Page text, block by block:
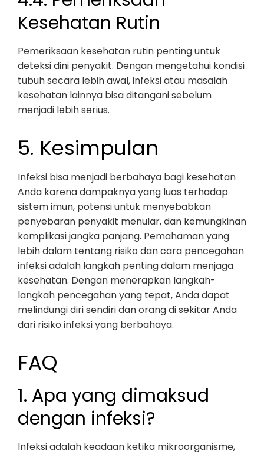
Kesehatan Rutin
Pemeriksaan kesehatan rutin penting untuk
deteksi dini penyakit. Dengan mengetahui kondisi
tubuh secara lebih awal, infeksi atau masalah
kesehatan lainnya bisa ditangani sebelum
menjadi lebih serius.
5. Kesimpulan
Infeksi bisa menjadi berbahaya bagi kesehatan
Anda karena dampaknya yang luas terhadap
sistem imun, potensi untuk menyebabkan
penyebaran penyakit menular, dan kemungkinan
komplikasi jangka panjang. Pemahaman yang
lebih dalam tentang risiko dan cara pencegahan
infeksi adalah langkah penting dalam menjaga
kesehatan. Dengan menerapkan langkah-
langkah pencegahan yang tepat, Anda dapat
melindungi diri sendiri dan orang di sekitar Anda
dari risiko infeksi yang berbahaya.
FAQ
1. Apa yang dimaksud
dengan infeksi?
Infeksi adalah keadaan ketika mikroorganisme,